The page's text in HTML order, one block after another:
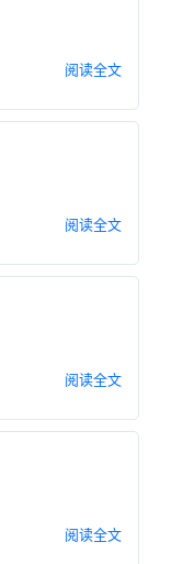
阅读全文
阅读全文
阅读全文
阅读全文